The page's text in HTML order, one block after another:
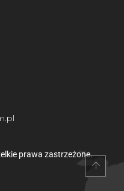
prawa zastrzeżone.